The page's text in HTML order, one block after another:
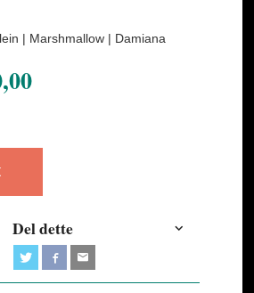
| Marshmallow | Damiana
Del dette